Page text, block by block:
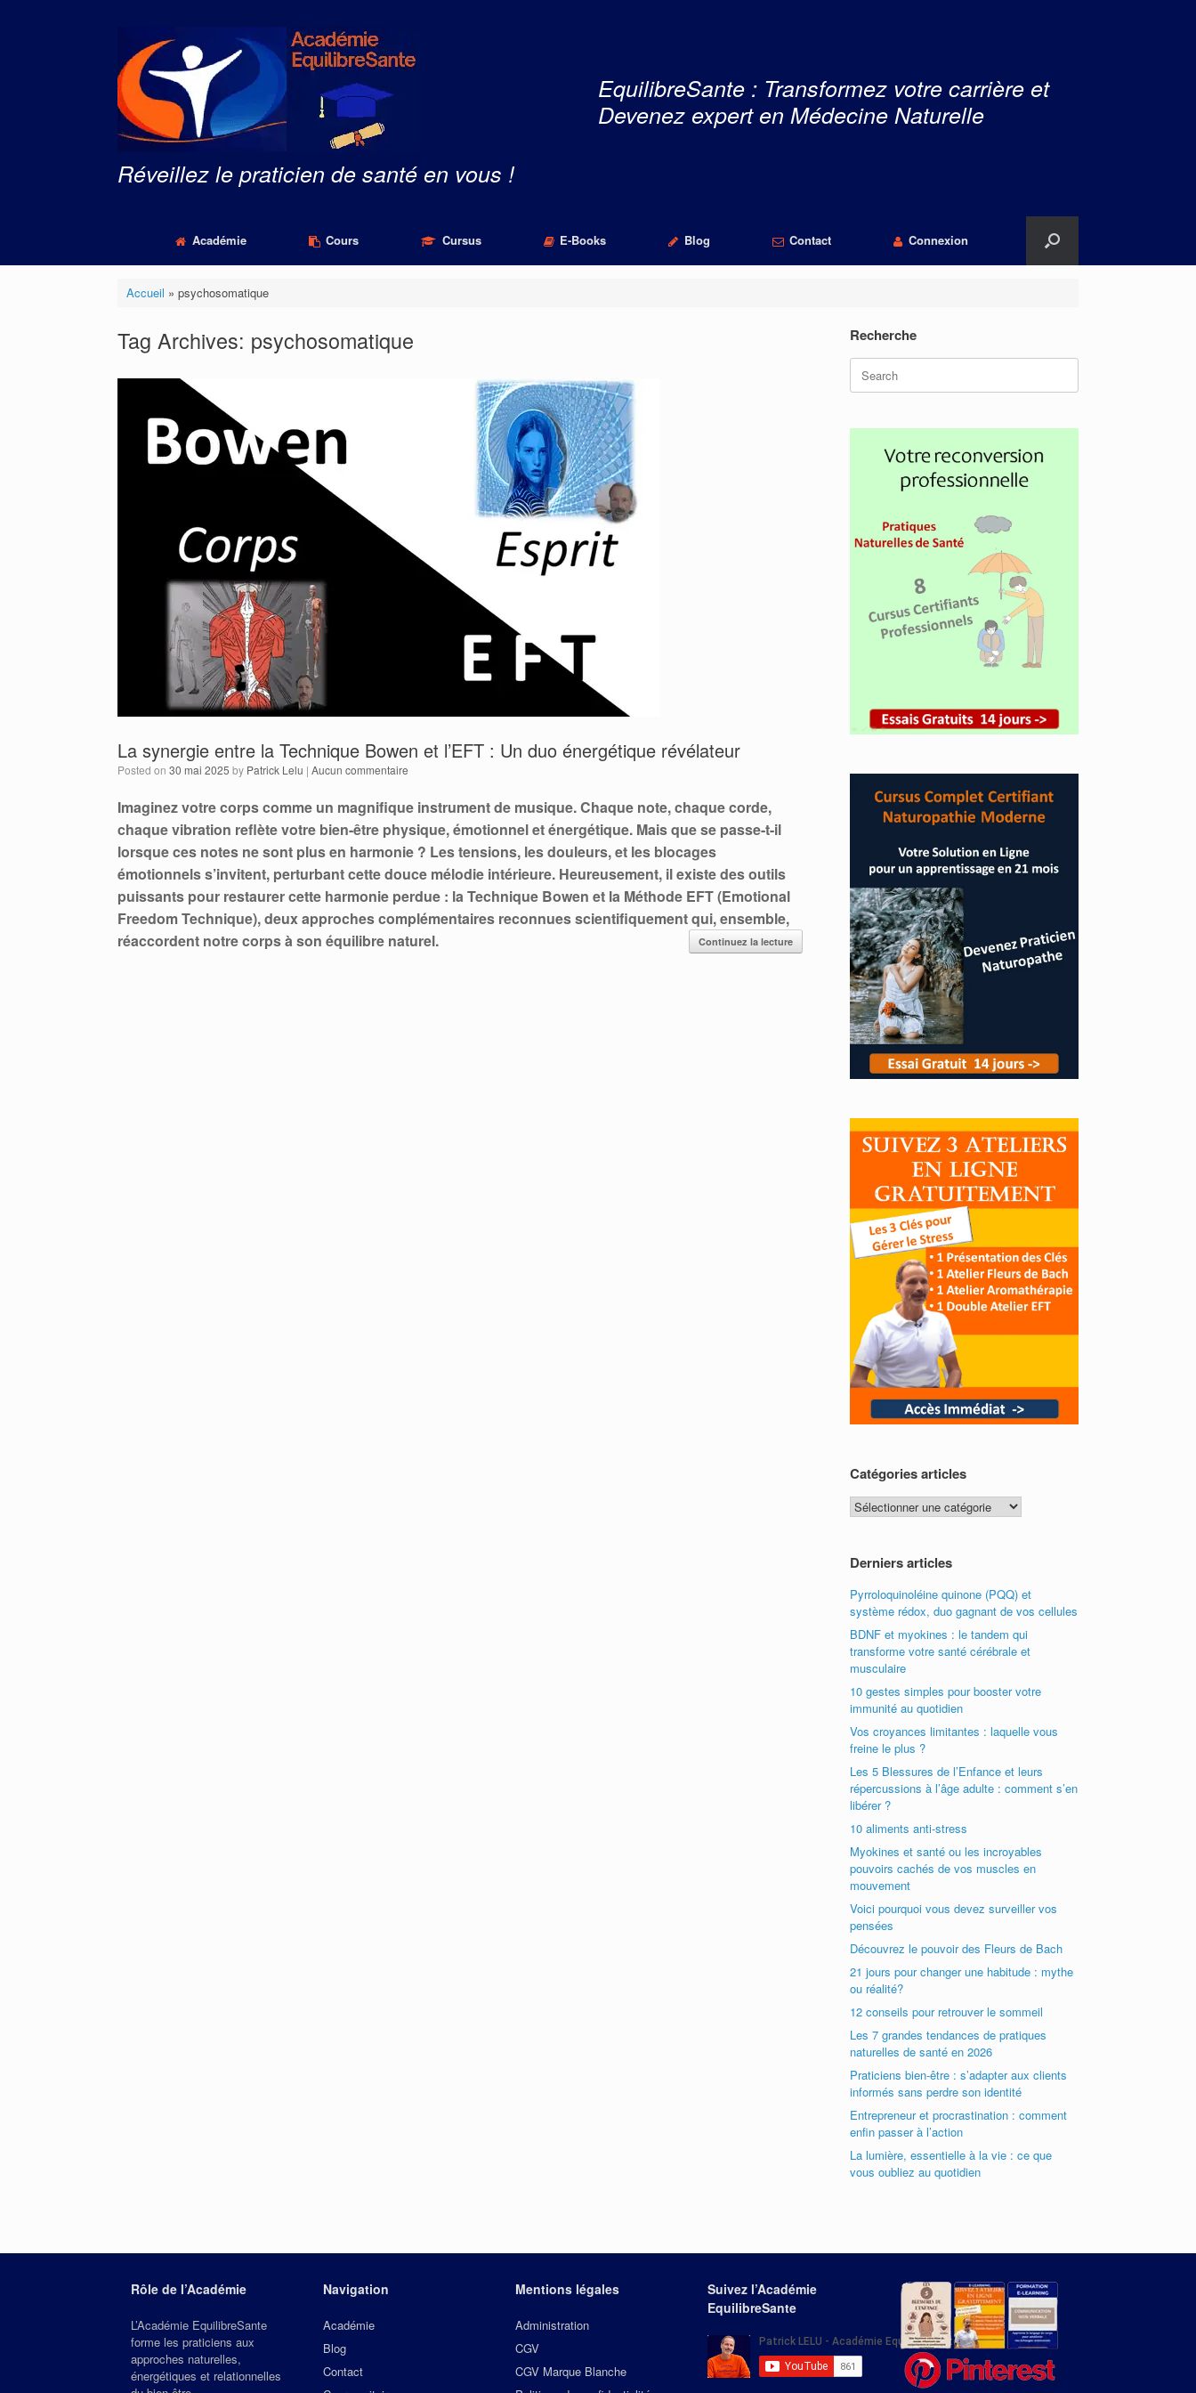
Réveillez le praticien de santé en vous !
EquilibreSante : Transformez votre carrière et
Devenez expert en Médecine Naturelle
Académie Cours Cursus E-Books Blog Contact Connexion
Accueil » psychosomatique
Tag Archives: psychosomatique
La synergie entre la Technique Bowen et l’EFT : Un duo énergétique révélateur
Posted on 30 mai 2025 by Patrick Lelu | Aucun commentaire
Imaginez votre corps comme un magnifique instrument de musique. Chaque note, chaque corde,
chaque vibration reflète votre bien-être physique, émotionnel et énergétique. Mais que se passe-t-il
lorsque ces notes ne sont plus en harmonie ? Les tensions, les douleurs, et les blocages
émotionnels s’invitent, perturbant cette douce mélodie intérieure. Heureusement, il existe des outils
puissants pour restaurer cette harmonie perdue : la Technique Bowen et la Méthode EFT (Emotional
Freedom Technique), deux approches complémentaires reconnues scientifiquement qui, ensemble,
réaccordent notre corps à son équilibre naturel.
Continuez la lecture
Recherche
Search
for:
Catégories articles
Catégories
articles
Derniers articles
Pyrroloquinoléine quinone (PQQ) et
système rédox, duo gagnant de vos cellules
BDNF et myokines : le tandem qui
transforme votre santé cérébrale et
musculaire
10 gestes simples pour booster votre
immunité au quotidien
Vos croyances limitantes : laquelle vous
freine le plus ?
Les 5 Blessures de l’Enfance et leurs
répercussions à l’âge adulte : comment s’en
libérer ?
10 aliments anti-stress
Myokines et santé ou les incroyables
pouvoirs cachés de vos muscles en
mouvement
Voici pourquoi vous devez surveiller vos
pensées
Découvrez le pouvoir des Fleurs de Bach
21 jours pour changer une habitude : mythe
ou réalité?
12 conseils pour retrouver le sommeil
Les 7 grandes tendances de pratiques
naturelles de santé en 2026
Praticiens bien-être : s’adapter aux clients
informés sans perdre son identité
Entrepreneur et procrastination : comment
enfin passer à l’action
La lumière, essentielle à la vie : ce que
vous oubliez au quotidien
Rôle de l’Académie
L’Académie EquilibreSante
forme les praticiens aux
approches naturelles,
énergétiques et relationnelles
Navigation
Académie
Blog
Contact
Mentions légales
Administration
CGV
CGV Marque Blanche
Suivez l’Académie
EquilibreSante